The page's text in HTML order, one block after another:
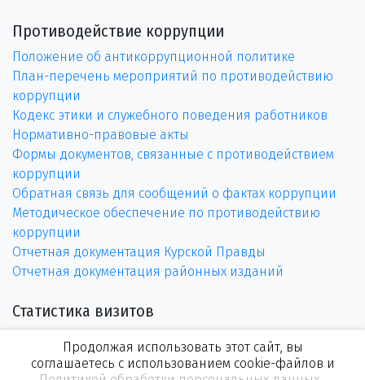
Противодействие коррупции
Положение об антикоррупционной политике
План-перечень мероприятий по противодействию
коррупции
Кодекс этики и служебного поведения работников
Нормативно-правовые акты
Формы документов, связанные с противодействием
коррупции
Обратная связь для сообщений о фактах коррупции
Методическое обеспечение по противодействию
коррупции
Отчетная документация Курской Правды
Отчетная документация районных изданий
Статистика визитов
Продолжая использовать этот сайт, вы
соглашаетесь с использованием cookie-файлов и